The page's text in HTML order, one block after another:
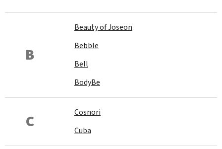
B
Beauty of Joseon
Bebble
Bell
BodyBe
C
Cosnori
Cuba